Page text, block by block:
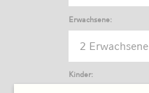
Erwachsene:
2 Erwachsene
Kinder: